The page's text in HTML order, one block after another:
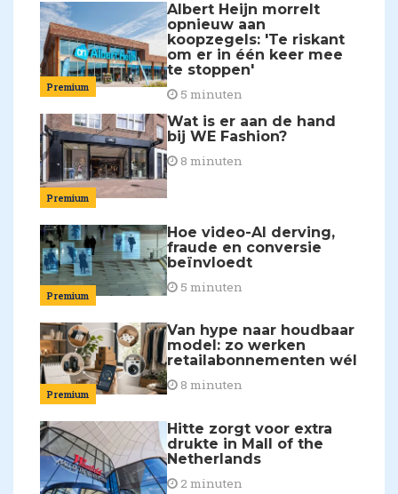
Premium
Albert Heijn morrelt
opnieuw aan
koopzegels: 'Te riskant
om er in één keer mee
te stoppen'
5 minuten
Premium
Wat is er aan de hand
bij WE Fashion?
8 minuten
Premium
Hoe video-AI derving,
fraude en conversie
beïnvloedt
5 minuten
Premium
Van hype naar houdbaar
model: zo werken
retailabonnementen wél
8 minuten
Hitte zorgt voor extra
drukte in Mall of the
Netherlands
2 minuten